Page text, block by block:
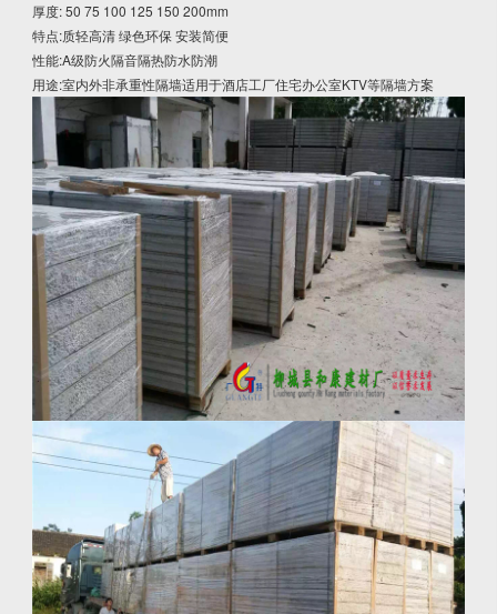
厚度: 50 75 100 125 150 200mm
特点:质轻高清 绿色环保 安装简便
性能:A级防火隔音隔热防水防潮
用途:室内外非承重性隔墙适用于酒店工厂住宅办公室KTV等隔墙方案